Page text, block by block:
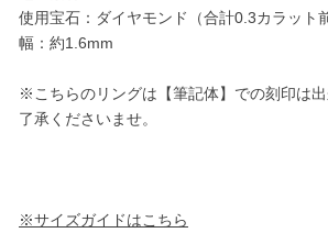
使用宝石：ダイヤモンド（合計0.3カラット
幅：約1.6mm
※こちらのリングは【筆記体】での刻印は
了承くださいませ。
※サイズガイドはこちら